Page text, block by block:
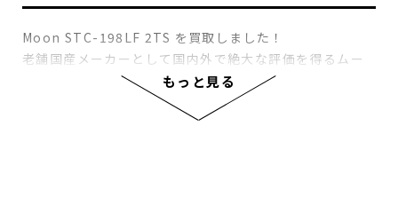
もっと見る
Moon STC-198LF 2TS を買取しました！
老舗国産メーカーとして国内外で絶大な評価を得るムー
ンギターズ。元ESPビルダーたちが手掛けるハイクオリ
ティな一本です。1ピースメイプルネックに上質な軽量ス
ワンプアッシュボディを採用し、2トーンサンバーストカ